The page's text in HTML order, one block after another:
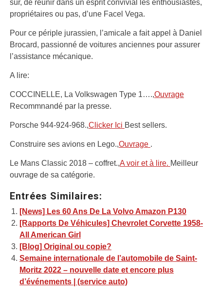
sûr, de réunir dans un esprit convivial les enthousiastes,
propriétaires ou pas, d’une Facel Vega.
Pour ce périple jurassien, l’amicale a fait appel à Daniel
Brocard, passionné de voitures anciennes pour assurer
l’assistance mécanique.
A lire:
COCCINELLE, La Volkswagen Type 1….,Ouvrage
Recommnandé par la presse.
Porsche 944-924-968.,Clicker Ici Best sellers.
Construire ses avions en Lego.,Ouvrage .
Le Mans Classic 2018 – coffret.,A voir et à lire. Meilleur
ouvrage de sa catégorie.
Entrées Similaires:
[News] Les 60 Ans De La Volvo Amazon P130
[Rapports De Véhicules] Chevrolet Corvette 1958-
All American Girl
[Blog] Original ou copie?
Semaine internationale de l’automobile de Saint-
Moritz 2022 – nouvelle date et encore plus
d’événements | (service auto)